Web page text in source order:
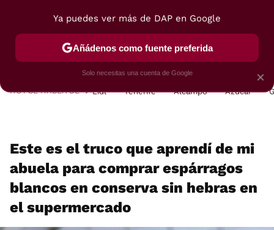
POSTRES VIAJES SELECCIÓN VEGUI
HOY SE HABLA DE Lidl Tenerife Alcampo Azúcar
Este es el truco que aprendí de mi
abuela para comprar espárragos
blancos en conserva sin hebras en
el supermercado
×
Ya puedes ver más de DAP en Google
Añádenos como fuente preferida
Solo necesitas una cuenta de Google